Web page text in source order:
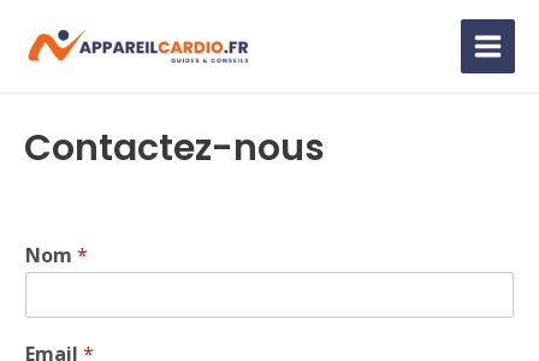
contenu
Main
Contactez-nous
Nom *
Email *